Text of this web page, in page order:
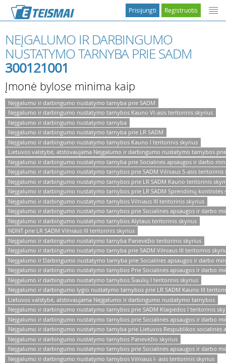
Registruotis
Prisijungti
NEĮGALUMO IR DARBINGUMO
NUSTATYMO TARNYBA PRIE SADM
300121001
Įmonė bylose minima kaip
Neįgalumo ir darbingumo nustatymo tarnyba prie SADM
Neįgalumo ir darbingumo nustatymo tarnybos Kauno VI-asis teritorinis skyrius
Neįgalumo ir darbingumo nustatymo tarnyba
Neįgalumo ir darbingumo nustatymo tarnyba prie LR SADM
Neįgalumo ir darbingumo nustatymo tarnybos Kauno I teritorinis skyrius
Lietuvos valstybė, atstovaujama Neįgalumo ir darbingumo nustatymo tarnybos
Neįgalumo ir darbingumo nustatymo tarnyba prie Socialinės apsaugos ir darbo
Neįgalumo ir darbingumo nustatymo tarnybos prie SADM Vilniaus 5-asis teritorinis
Neįgalumo ir darbingumo nustatymo tarnybos prie LR SADM Kauno teritorinis
Neįgalumo ir darbingumo nustatymo tarnybos prie LR SADM Sprendimų kontrolės
Neįgalumo ir darbingumo nustatymo tarnybos Vilniaus III teritorinis skyrius
Neįgalumo ir darbingumo nustatymo tarnybos prie Socialinės apsaugos ir darbo
Neįgalumo ir darbingumo nustatymo tarnybos Alytaus teritorinis skyrius
NDNT prie LR SADM Vilniaus III teritorinis skyrius
Neįgalumo ir darbingumo nustatymo tarnyba Panevėžio teritorinis skyrius
Neįgalumo ir darbingumo nustatymo tarnyba prie SADM Vilniaus III teritorinis
Neįgalumo ir Darbingumo nustatymo tarnyba prie Socialinės apsaugos ir darbo
Neįgalumo ir darbingumo nustatymo tarnybos Prie Socialinės apsaugos ir darbo
Neįgalumo ir darbingumo nustatymo tarnybos Šiaulių I teritorinis skyrius
Neįgalumo ir darbingumo lygio nustatymo tarnybos prie LR SADM Kauno III
Lietuvos valstybė, atstovaujama Neįgalumo ir darbingumo nustatymo tarnybos
Neįgalumo ir darbingumo nustatymo tarnybos prie SADM Klaipėdos I teritorinis
Neįgalumo ir darbingumo nustatymo tarnybos prie Socialinės apsaugos ir darbo
Neįgalumo ir darbingumo nustatymo tarnyba prie Lietuvos Respublikos socialinės
Neįgalumo ir darbingumo nustatymo tarnybos Panevėžio skyrius
Neįgalumo ir darbingumo nustatymo tarnybos prie Socialinės apsaugos ir darbo
Neįgalumo ir darbingumo nustatymo tarnybos Vilniaus I- asis teritorinis skyrius